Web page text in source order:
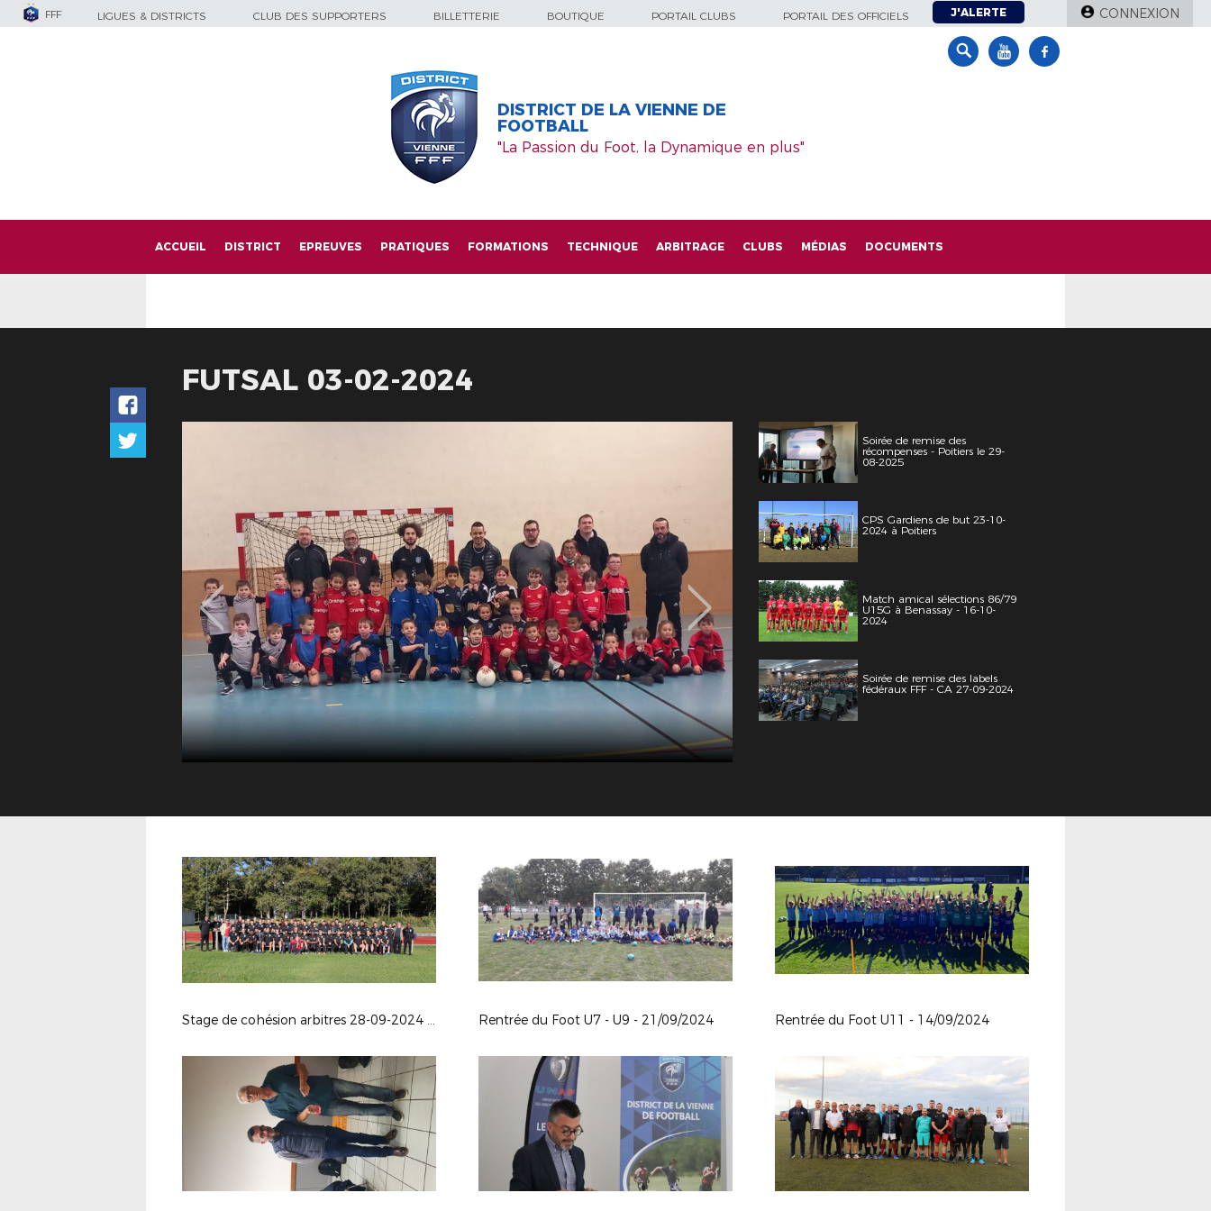
FFF LIGUES & DISTRICTS CLUB DES SUPPORTERS BILLETTERIE BOUTIQUE PORTAIL CLUBS PORTAIL DES OFFICIELS J'ALERTE CONNEXION
DISTRICT DE LA VIENNE DE
FOOTBALL
"La Passion du Foot, la Dynamique en plus"
ACCUEIL DISTRICT EPREUVES PRATIQUES FORMATIONS TECHNIQUE ARBITRAGE CLUBS MÉDIAS DOCUMENTS
FUTSAL 03-02-2024
Soirée de remise des
récompenses - Poitiers le 29-
08-2025
CPS Gardiens de but 23-10-
2024 à Poitiers
Match amical sélections 86/79
U15G à Benassay - 16-10-
2024
Soirée de remise des labels
fédéraux FFF - CA 27-09-2024
Stage de cohésion arbitres 28-09-2024 au CREPS de Boivre Rentrée du Foot U7 - U9 - 21/09/2024 Rentrée du Foot U11 - 14/09/2024